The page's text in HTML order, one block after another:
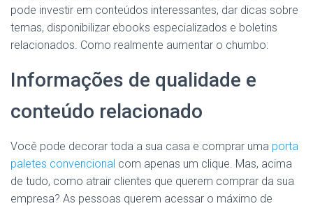
pode investir em conteúdos interessantes, dar dicas sobre
temas, disponibilizar ebooks especializados e boletins
relacionados. Como realmente aumentar o chumbo:
Informações de qualidade e
conteúdo relacionado
Você pode decorar toda a sua casa e comprar uma porta
paletes convencional com apenas um clique. Mas, acima
de tudo, como atrair clientes que querem comprar da sua
empresa? As pessoas querem acessar o máximo de